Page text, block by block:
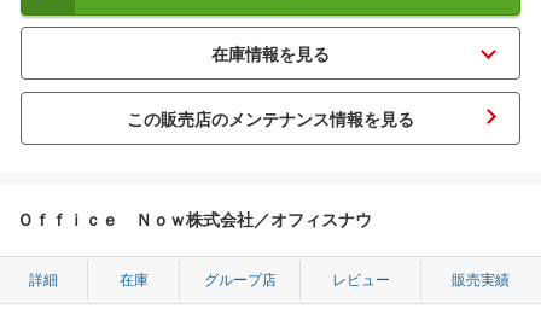
この販売店のメンテナンス情報を見る
Ｏｆｆｉｃｅ Ｎｏｗ株式会社／オフィスナウ
詳細 在庫 グループ店 レビュー 販売実績